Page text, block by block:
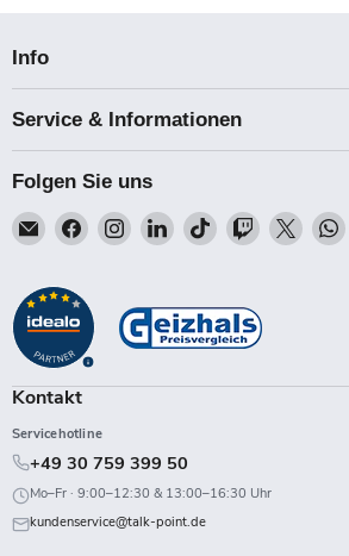
Info
Service & Informationen
Folgen Sie uns
Email
Talk-
Finden
Sie
auf
Facebook
Finden
Sie
auf
Instagram
Finden
Sie
auf
LinkedIn
Finden
Sie
auf
TikTok
Finden
Sie
Twitch
Finden
Sie
Kontakt
Servicehotline
+49 30 759 399 50
Mo–Fr · 9:00–12:30 & 13:00–16:30 Uhr
kundenservice@talk-point.de